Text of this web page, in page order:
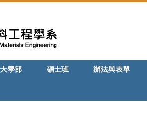
大學部 碩士班 辦法與表單